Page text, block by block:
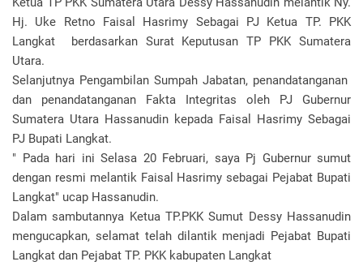
Hj. Uke Retno Faisal Hasrimy Sebagai PJ Ketua TP. PKK
Langkat berdasarkan Surat Keputusan TP PKK Sumatera
Utara.
Selanjutnya Pengambilan Sumpah Jabatan, penandatanganan
dan penandatanganan Fakta Integritas oleh PJ Gubernur
Sumatera Utara Hassanudin kepada Faisal Hasrimy Sebagai
PJ Bupati Langkat.
" Pada hari ini Selasa 20 Februari, saya Pj Gubernur sumut
dengan resmi melantik Faisal Hasrimy sebagai Pejabat Bupati
Langkat" ucap Hassanudin.
Dalam sambutannya Ketua TP.PKK Sumut Dessy Hassanudin
mengucapkan, selamat telah dilantik menjadi Pejabat Bupati
Langkat dan Pejabat TP. PKK kabupaten Langkat